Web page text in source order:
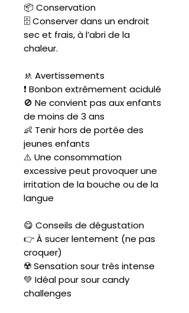
📦 Conservation
🗄️ Conserver dans un endroit
sec et frais, à l’abri de la
chaleur.
🚸 Avertissements
❗ Bonbon extrêmement acidulé
🚫 Ne convient pas aux enfants
de moins de 3 ans
👶 Tenir hors de portée des
jeunes enfants
⚠️ Une consommation
excessive peut provoquer une
irritation de la bouche ou de la
langue
😋 Conseils de dégustation
👉 À sucer lentement (ne pas
croquer)
☢️ Sensation sour très intense
💚 Idéal pour sour candy
challenges